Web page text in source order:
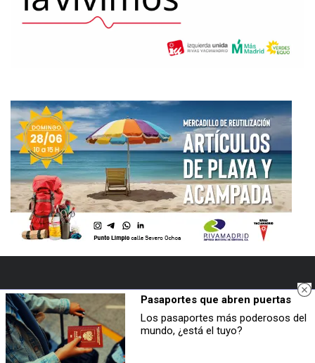
NAVEGACIÓN
PORTADA
RIVAS
Pasaportes que abren puertas
Los pasaportes más poderosos del
mundo, ¿está el tuyo?